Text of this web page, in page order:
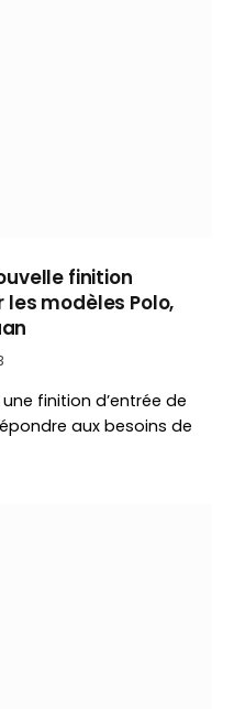
finition
modèles Polo,
finition d’entrée de
aux besoins de